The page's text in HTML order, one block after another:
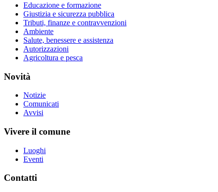
Educazione e formazione
Giustizia e sicurezza pubblica
Tributi, finanze e contravvenzioni
Ambiente
Salute, benessere e assistenza
Autorizzazioni
Agricoltura e pesca
Novità
Notizie
Comunicati
Avvisi
Vivere il comune
Luoghi
Eventi
Contatti